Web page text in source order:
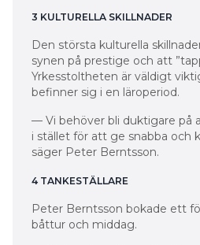
3 KULTURELLA SKILLNADER
Den största kulturella
synen på prestige och att
Yrkesstoltheten är väldigt
befinner sig i en läroperiod.
— Vi behöver bli duktigare på
i stället för att ge snabba och
säger Peter Berntsson.
4 TANKESTÄLLARE
Peter Berntsson bokade ett
båttur och middag.